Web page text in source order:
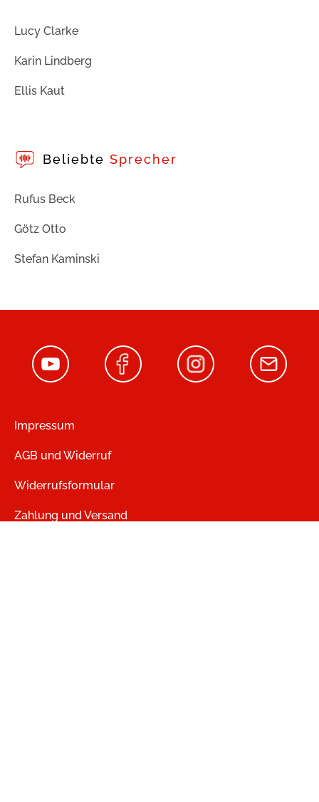
Lucy Clarke
Karin Lindberg
Ellis Kaut
Beliebte Sprecher
Rufus Beck
Götz Otto
Stefan Kaminski
Impressum
AGB und Widerruf
Widerrufsformular
Zahlung und Versand